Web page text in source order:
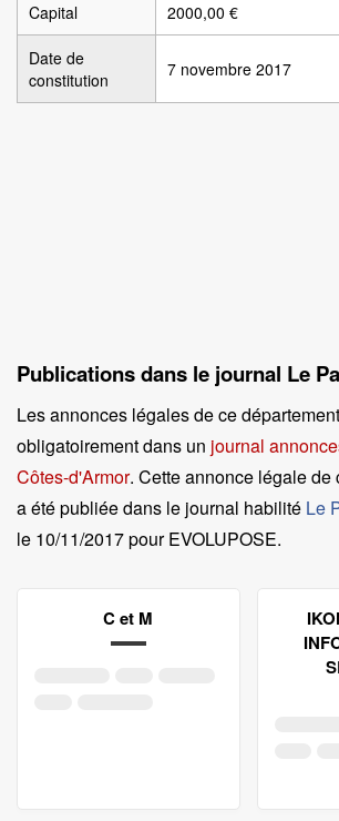
Capital 2000,00 €
Date de
constitution
7 novembre 2017
Publications dans le journal Le
Les annonces légales de ce
obligatoirement dans un journal
Côtes-d'Armor. Cette annonce légale
a été publiée dans le journal habilité Le
le 10/11/2017 pour EVOLUPOSE.
C et M